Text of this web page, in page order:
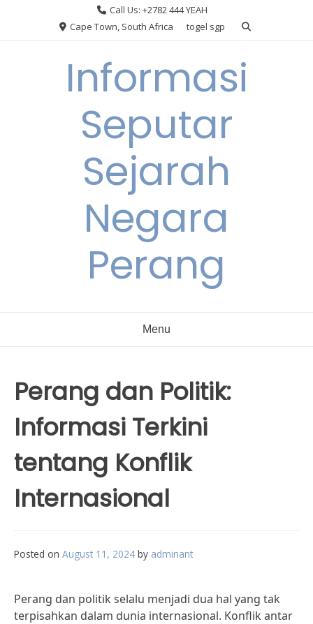
Call Us: +2782 444 YEAH
Cape Town, South Africa
togel sgp
Informasi
Seputar
Sejarah
Negara
Perang
Menu
Perang dan Politik:
Informasi Terkini
tentang Konflik
Internasional
Posted on August 11, 2024 by adminant
Perang dan politik selalu menjadi dua hal yang tak
terpisahkan dalam dunia internasional. Konflik antar